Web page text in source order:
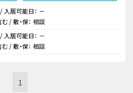
/ 入居可能日： －
む / 敷・保： 相談
/ 入居可能日： －
む / 敷・保： 相談
1